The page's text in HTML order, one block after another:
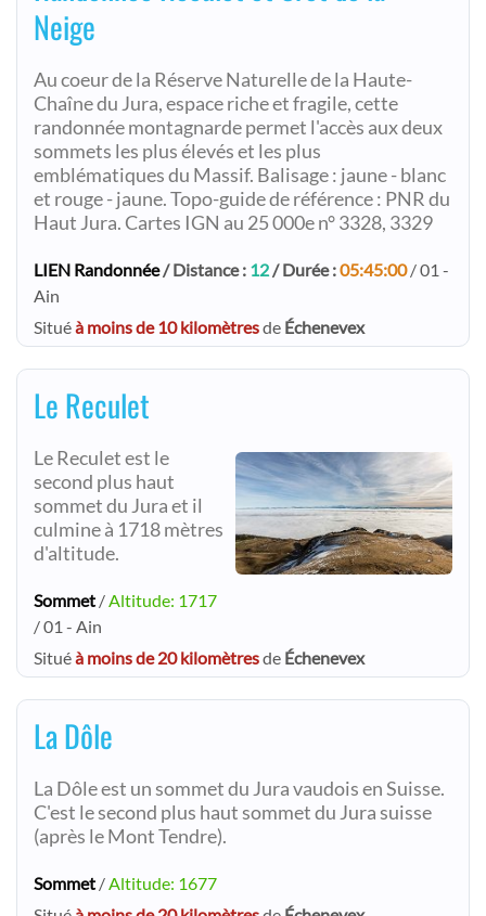
Neige
Au coeur de la Réserve Naturelle de la Haute-
Chaîne du Jura, espace riche et fragile, cette
randonnée montagnarde permet l'accès aux deux
sommets les plus élevés et les plus
emblématiques du Massif. Balisage : jaune - blanc
et rouge - jaune. Topo-guide de référence : PNR du
Haut Jura. Cartes IGN au 25 000e n° 3328, 3329
LIEN Randonnée/ Distance : 12/ Durée :05:45:00/ 01 -
Ain
Situéà moins de 10 kilomètresde Échenevex
Le Reculet
Le Reculet est le
second plus haut
sommet du Jura et il
culmine à 1718 mètres
d'altitude.
Sommet /Altitude: 1717
/ 01 - Ain
Situéà moins de 20 kilomètresde Échenevex
La Dôle
La Dôle est un sommet du Jura vaudois en Suisse.
C'est le second plus haut sommet du Jura suisse
(après le Mont Tendre).
Sommet /Altitude: 1677